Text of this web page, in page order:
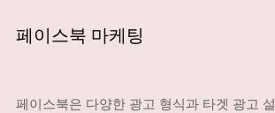
페이스북 마케팅
페이스북은 다양한 광고 형식과 타겟 광고